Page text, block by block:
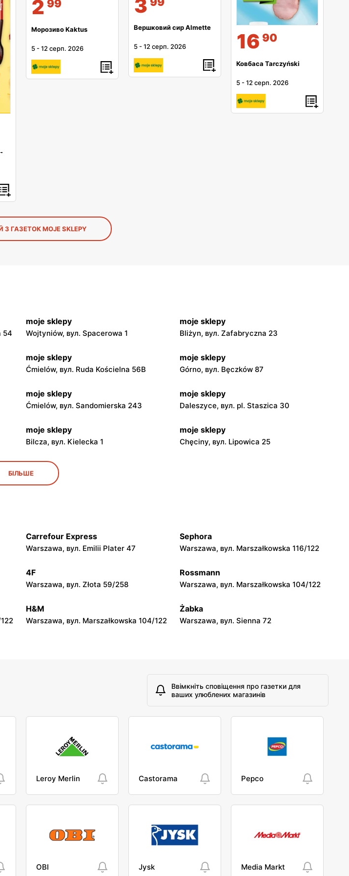
2 99
Морозиво Kaktus
5 -12 серп. 2026
3
Вершковий сир Almette
5 -12 серп. 2026 16 90
Ковбаса Tarczyński
5 -12 серп. 2026
З ГАЗЕТОК MOJE SKLEPY
54
moje sklepy
Wojtyniów, вул. Spacerowa 1
moje sklepy
Bliżyn, вул. Zafabryczna 23
moje sklepy
Ćmielów, вул. Ruda Kościelna 56B
moje sklepy
Górno, вул. Bęczków 87
moje sklepy
Ćmielów, вул. Sandomierska 243
moje sklepy
Daleszyce, вул. pl. Staszica 30
moje sklepy
Bilcza, вул. Kielecka 1
moje sklepy
Chęciny, вул. Lipowica 25
moje sklepy
Gorzyce, вул. Szkolna 44
moje sklepy
Iwierzyce, вул. Iwierzyce 152A
moje sklepy
Tczew, вул. Franciszka Żwirki 61
moje sklepy
Niebylec, вул. Niebylec 139
moje sklepy
Opole, вул. Grudzicka 45
БІЛЬШЕ
Carrefour Express
Warszawa, вул. Emilii Plater 47
Sephora
Warszawa, вул. Marszałkowska 116/122
4F
Warszawa, вул. Złota 59/258
Rossmann
Warszawa, вул. Marszałkowska 104/122
H&M
Warszawa, вул. Marszałkowska 104/122
Żabka
Warszawa, вул. Sienna 72
Ввімкніть сповіщення про газетки для
ваших улюблених магазинів
Leroy Merlin Castorama Pepco
OBI Jysk Media Markt